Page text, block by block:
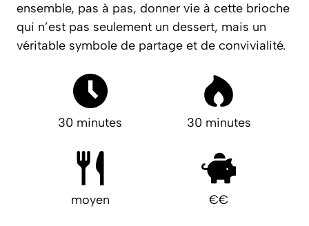
ensemble, pas à pas, donner vie à cette brioche
qui n’est pas seulement un dessert, mais un
véritable symbole de partage et de convivialité.
30 minutes 30 minutes
moyen €€